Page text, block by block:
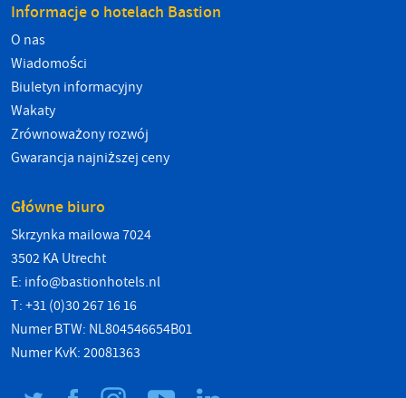
Informacje o hotelach Bastion
O nas
Wiadomości
Biuletyn informacyjny
Wakaty
Zrównoważony rozwój
Gwarancja najniższej ceny
Główne biuro
Skrzynka mailowa 7024
3502 KA Utrecht
E: info@bastionhotels.nl
T: +31 (0)30 267 16 16
Numer BTW: NL804546654B01
Numer KvK: 20081363